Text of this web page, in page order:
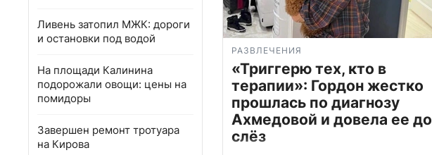
Ливень затопил МЖК: дороги
и остановки под водой
На площади Калинина
подорожали овощи: цены на
помидоры
Завершен ремонт тротуара
на Кирова
РАЗВЛЕЧЕНИЯ
«Триггерю тех, кто в
терапии»: Гордон жестко
прошлась по диагнозу
Ахмедовой и довела ее до
слёз